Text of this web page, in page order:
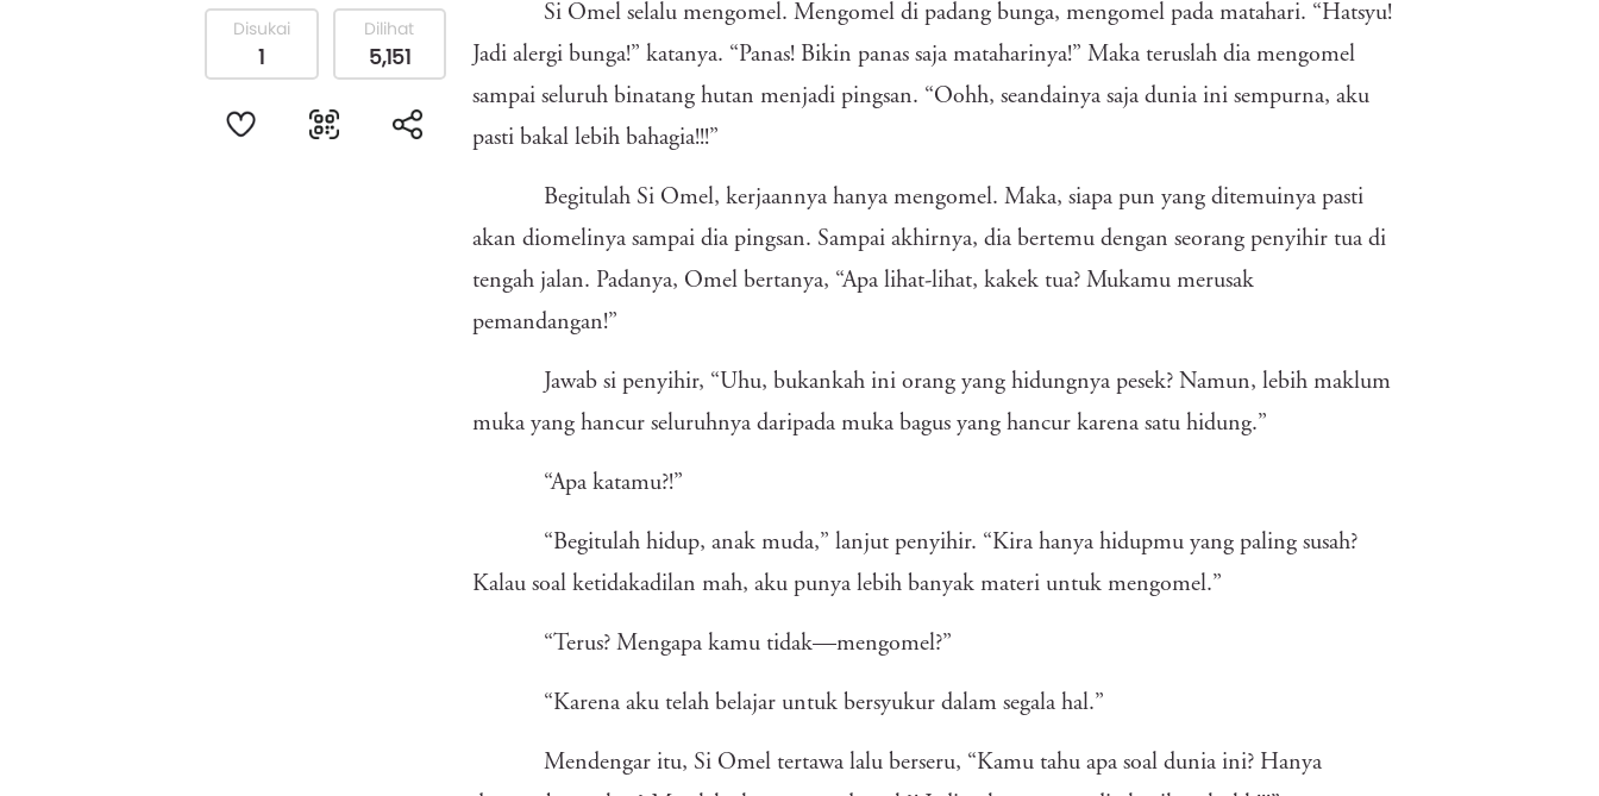
Disukai
1
Dilihat
5,151
Si Omel selalu mengomel. Mengomel di padang bunga, mengomel pada matahari. “Hatsyu!
Jadi alergi bunga!” katanya. “Panas! Bikin panas saja mataharinya!” Maka teruslah dia mengomel
sampai seluruh binatang hutan menjadi pingsan. “Oohh, seandainya saja dunia ini sempurna, aku
pasti bakal lebih bahagia!!!”
Begitulah Si Omel, kerjaannya hanya mengomel. Maka, siapa pun yang ditemuinya pasti
akan diomelinya sampai dia pingsan. Sampai akhirnya, dia bertemu dengan seorang penyihir tua di
tengah jalan. Padanya, Omel bertanya, “Apa lihat-lihat, kakek tua? Mukamu merusak
pemandangan!”
Jawab si penyihir, “Uhu, bukankah ini orang yang hidungnya pesek? Namun, lebih maklum
muka yang hancur seluruhnya daripada muka bagus yang hancur karena satu hidung.”
“Apa katamu?!”
“Begitulah hidup, anak muda,” lanjut penyihir. “Kira hanya hidupmu yang paling susah?
Kalau soal ketidakadilan mah, aku punya lebih banyak materi untuk mengomel.”
“Terus? Mengapa kamu tidak—mengomel?”
“Karena aku telah belajar untuk bersyukur dalam segala hal.”
Mendengar itu, Si Omel tertawa lalu berseru, “Kamu tahu apa soal dunia ini? Hanya